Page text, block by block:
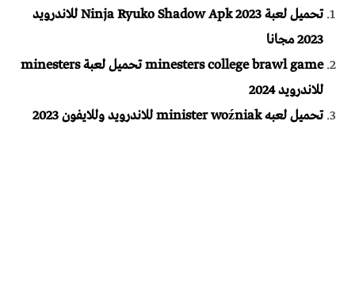
تحميل لعبة Ninja Ryuko Shadow Apk 2023 للاندرويد
2023 مجانا
minesters college brawl game تحميل لعبة minesters
للاندرويد 2024
تحميل لعبه minister woźniak للاندرويد وللايفون 2023